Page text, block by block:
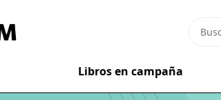
Libros en campaña